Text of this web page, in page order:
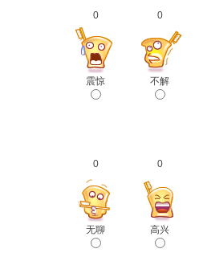
0
震惊
0
不解
0
无聊
0
高兴